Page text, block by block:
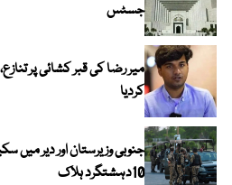
جسٹس
میر رضا کی قبر کشائی پر
کردیا
جنوبی وزیرستان اور دیر میں
10دہشتگرد ہلاک